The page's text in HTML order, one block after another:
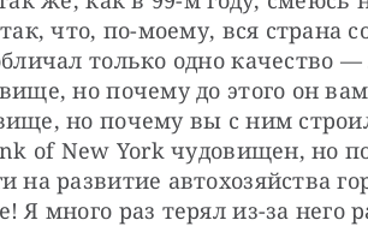
что, по-моему, вся страна
только одно качество
но почему до этого он
но почему вы с ним
of New York чудовищен, но
на развитие автохозяйства
Я много раз терял из-за него